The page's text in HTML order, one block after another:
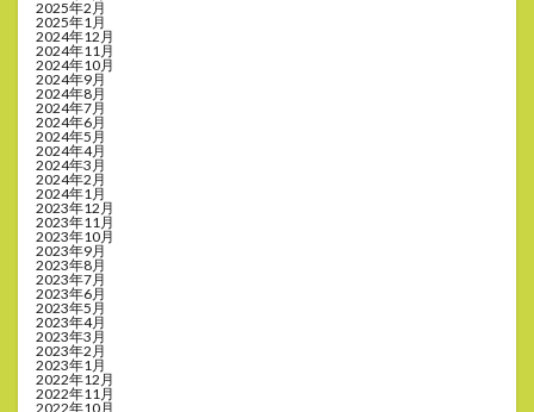
2025年2月
2025年1月
2024年12月
2024年11月
2024年10月
2024年9月
2024年8月
2024年7月
2024年6月
2024年5月
2024年4月
2024年3月
2024年2月
2024年1月
2023年12月
2023年11月
2023年10月
2023年9月
2023年8月
2023年7月
2023年6月
2023年5月
2023年4月
2023年3月
2023年2月
2023年1月
2022年12月
2022年11月
2022年10月